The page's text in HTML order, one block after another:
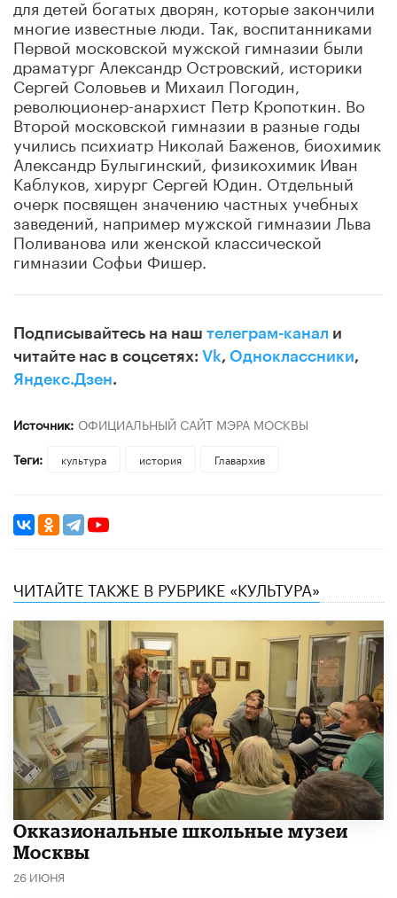
для детей богатых дворян, которые закончили
многие известные люди. Так, воспитанниками
Первой московской мужской гимназии были
драматург Александр Островский, историки
Сергей Соловьев и Михаил Погодин,
революционер-анархист Петр Кропоткин. Во
Второй московской гимназии в разные годы
учились психиатр Николай Баженов, биохимик
Александр Булыгинский, физикохимик Иван
Каблуков, хирург Сергей Юдин. Отдельный
очерк посвящен значению частных учебных
заведений, например мужской гимназии Льва
Поливанова или женской классической
гимназии Софьи Фишер.
Подписывайтесь на наш телеграм-канал и
читайте нас в соцсетях: Vk, Одноклассники,
Яндекс.Дзен.
Источник: ОФИЦИАЛЬНЫЙ САЙТ МЭРА МОСКВЫ
Теги:
культура история Главархив
ЧИТАЙТЕ ТАКЖЕ В РУБРИКЕ «КУЛЬТУРА»
​Окказиональные школьные музеи
Москвы
26 ИЮНЯ